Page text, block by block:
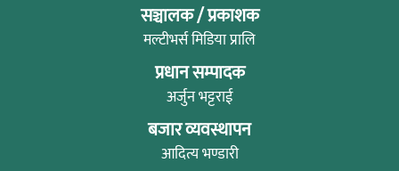
सञ्चालक / प्रकाशक
मल्टीभर्स मिडिया प्रालि
प्रधान सम्पादक
अर्जुन भट्टराई
बजार व्यवस्थापन
आदित्य भण्डारी